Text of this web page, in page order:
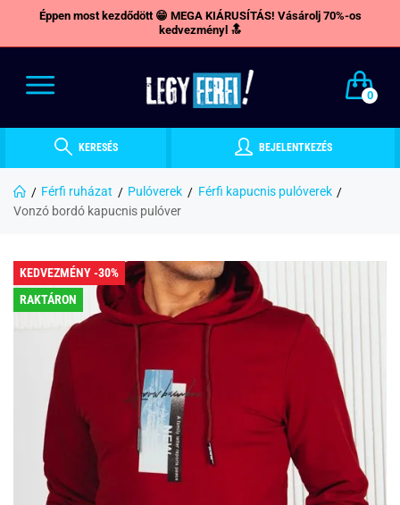
Éppen most kezdődött 😁 MEGA KIÁRUSÍTÁS! Vásárolj 70%-os
kedvezményl 🔝
0
KERESÉS BEJELENTKEZÉS
Férfi ruházat Pulóverek
Férfi kapucnis pulóverek
Vonzó bordó kapucnis pulóver
KEDVEZMÉNY -30%
RAKTÁRON